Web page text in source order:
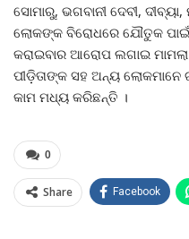
ସୋମାରୁ, ଭଗବାନୀ ଦେବୀ,
ଲୋକଙ୍କ ବିରୋଧରେ ଯୌତୁକ ପାଇଁ
କରାଇବାର ଆରୋପ ଲଗାଇ
ପୀଡ଼ିତାଙ୍କ ସହ ଅନ୍ୟ ଲୋକମାନେ
କାମ ମଧ୍ୟ କରିଛନ୍ତି ।
0
Share Facebook